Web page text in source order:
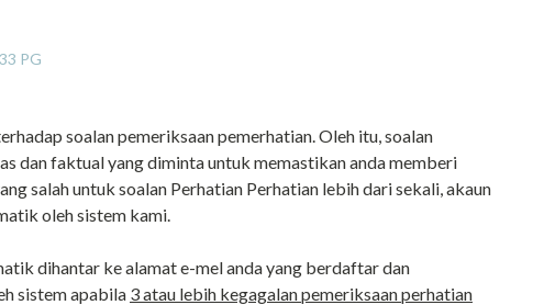
PG
soalan pemeriksaan pemerhatian. Oleh itu, soalan
dan faktual yang diminta untuk memastikan anda memberi
salah untuk soalan Perhatian Perhatian lebih dari sekali, akaun
oleh sistem kami.
dihantar ke alamat e-mel anda yang berdaftar dan
sistem apabila 3 atau lebih kegagalan pemeriksaan perhatian